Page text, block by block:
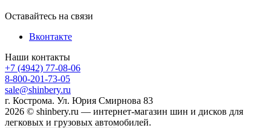
Оставайтесь на связи
Вконтакте
Наши контакты
+7 (4942) 77-08-06
8-800-201-73-05
sale@shinbery.ru
г. Кострома. Ул. Юрия Смирнова 83
2026 © shinbery.ru — интернет-магазин шин и дисков для
легковых и грузовых автомобилей.